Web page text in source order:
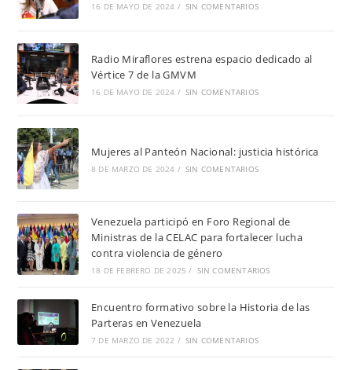
16 DE MAYO DE 2024 / SIN COMENTARIOS
Radio Miraflores estrena espacio dedicado al
Vértice 7 de la GMVM
16 DE MAYO DE 2024 / SIN COMENTARIOS
Mujeres al Panteón Nacional: justicia histórica
8 DE MARZO DE 2024 / SIN COMENTARIOS
Venezuela participó en Foro Regional de
Ministras de la CELAC para fortalecer lucha
contra violencia de género
18 DE FEBRERO DE 2025 / SIN COMENTARIOS
Encuentro formativo sobre la Historia de las
Parteras en Venezuela
7 DE MARZO DE 2022 / SIN COMENTARIOS